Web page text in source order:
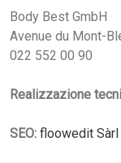
Body Best GmbH
Avenue du Mont-
022 552 00 90
Realizzazione
SEO: floowedit Sàrl